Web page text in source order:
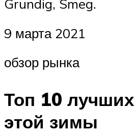
Grundig, Smeg.
9 марта 2021
обзор рынка
Топ 10
этой зимы